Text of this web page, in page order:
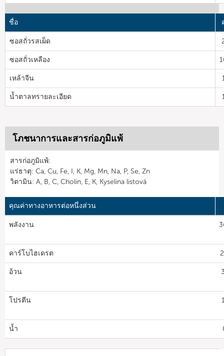
ชื่อ
ซอสถั่วรสเผ็ด
ซอสถั่วเหลือง
เหล้าจีน
น้ำตาลทรายละเอียด
โภชนาการและสารก่อภูมิแพ้
สารก่อภูมิแพ้:
แร่ธาตุ: Ca, Cu, Fe, I, K, Mg, Mn, Na, P, Se, Zn
วิตามิน: A, B, C, Cholin, E, K, Kyselina listová
คุณค่าทางอาหารต่อหนึ่งส่วน
พลังงาน
คาร์โบไฮเดรต
อ้วน
โปรตีน
น้ำ